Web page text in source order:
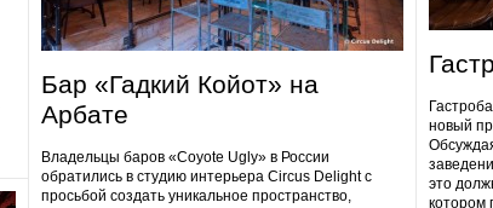
Бар «Гадкий Койот» на
Арбате
Владельцы баров «Coyote Ugly» в России
обратились в студию интерьера Circus Delight с
просьбой создать уникальное пространство,
новый
это
котором